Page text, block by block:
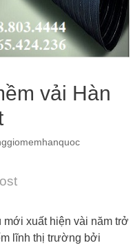
vải Hàn
mới xuất hiện vài năm trở
lĩnh thị trường bởi